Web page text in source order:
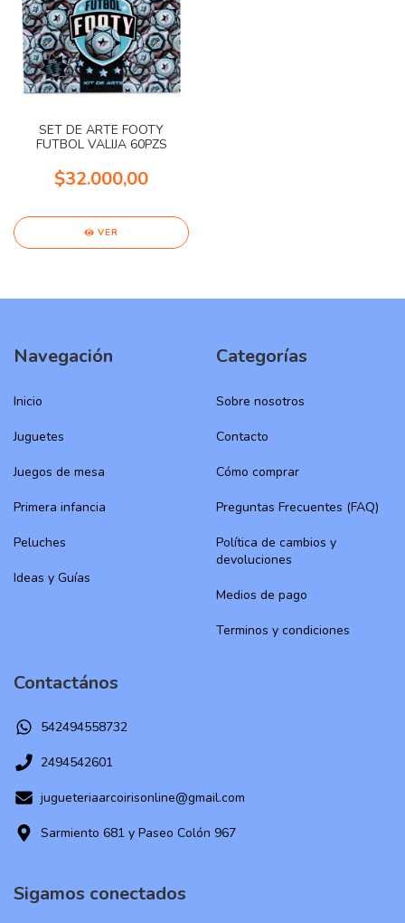
SET DE ARTE FOOTY
FUTBOL VALIJA 60PZS
$32.000,00
VER
Navegación
Inicio
Juguetes
Juegos de mesa
Primera infancia
Peluches
Ideas y Guías
Categorías
Sobre nosotros
Contacto
Cómo comprar
Preguntas Frecuentes (FAQ)
Política de cambios y
devoluciones
Medios de pago
Terminos y condiciones
Contactános
542494558732
2494542601
jugueteriaarcoirisonline@gmail.com
Sarmiento 681 y Paseo Colón 967
Sigamos conectados